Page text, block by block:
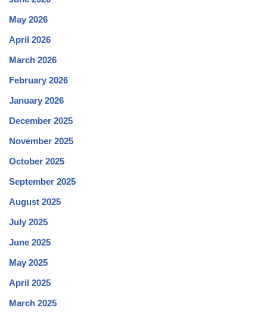
May 2026
April 2026
March 2026
February 2026
January 2026
December 2025
November 2025
October 2025
September 2025
August 2025
July 2025
June 2025
May 2025
April 2025
March 2025